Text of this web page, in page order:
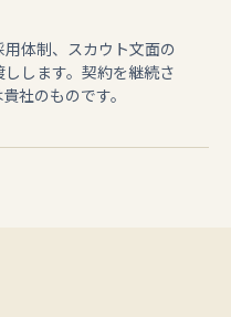
体制、スカウト文面の
します。契約を継続さ
社のものです。